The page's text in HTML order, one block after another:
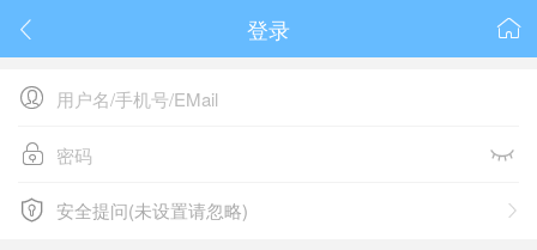
 
登录

 
 
安全提问(未设置请忽略)